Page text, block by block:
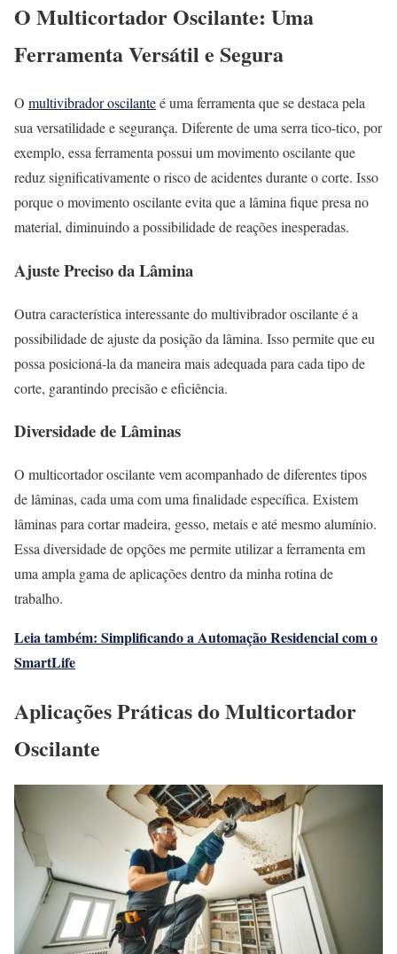
O Multicortador Oscilante: Uma
Ferramenta Versátil e Segura
O multivibrador oscilanteé uma ferramenta que se destaca pela
sua versatilidade e segurança. Diferente de uma serra tico-tico, por
exemplo, essa ferramenta possui um movimento oscilante que
reduz significativamente o risco de acidentes durante o corte. Isso
porque o movimento oscilante evita que a lâmina fique presa no
material, diminuindo a possibilidade de reações inesperadas.
Ajuste Preciso da Lâmina
Outra característica interessante do multivibrador oscilante é a
possibilidade de ajuste da posição da lâmina. Isso permite que eu
possa posicioná-la da maneira mais adequada para cada tipo de
corte, garantindo precisão e eficiência.
Diversidade de Lâminas
O multicortador oscilante vem acompanhado de diferentes tipos
de lâminas, cada uma com uma finalidade específica. Existem
lâminas para cortar madeira, gesso, metais e até mesmo alumínio.
Essa diversidade de opções me permite utilizar a ferramenta em
uma ampla gama de aplicações dentro da minha rotina de
trabalho.
Leia também: Simplificando a Automação Residencial com o
SmartLife
Aplicações Práticas do Multicortador
Oscilante